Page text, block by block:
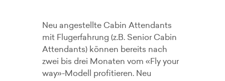
Neu angestellte Cabin Attendants
mit Flugerfahrung (z.B. Senior Cabin
Attendants) können bereits nach
zwei bis drei Monaten vom «Fly your
way»-Modell profitieren. Neu